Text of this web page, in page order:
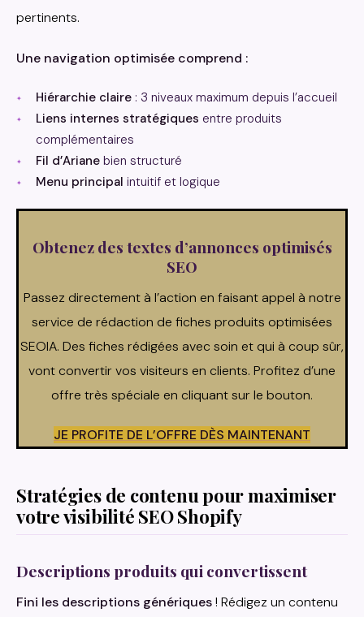
pertinents.
Une navigation optimisée comprend :
Hiérarchie claire : 3 niveaux maximum depuis l’accueil
Liens internes stratégiques entre produits
complémentaires
Fil d’Ariane bien structuré
Menu principal intuitif et logique
Obtenez des textes d’annonces optimisés
SEO
Passez directement à l’action en faisant appel à notre
service de rédaction de fiches produits optimisées
SEOIA. Des fiches rédigées avec soin et qui à coup sûr,
vont convertir vos visiteurs en clients. Profitez d’une
offre très spéciale en cliquant sur le bouton.
JE PROFITE DE L’OFFRE DÈS MAINTENANT
Stratégies de contenu pour maximiser
votre visibilité SEO Shopify
Descriptions produits qui convertissent
Fini les descriptions génériques! Rédigez un contenu